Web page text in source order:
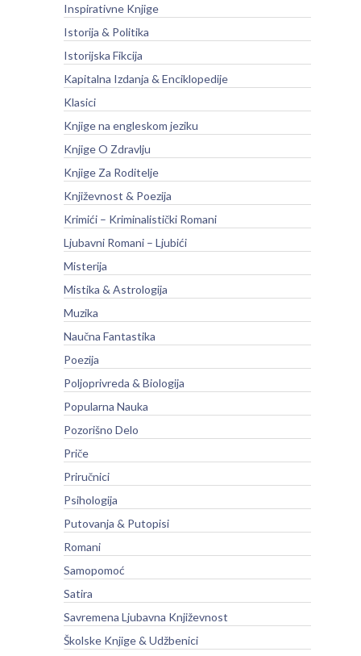
Inspirativne Knjige
Istorija & Politika
Istorijska Fikcija
Kapitalna Izdanja & Enciklopedije
Klasici
Knjige na engleskom jeziku
Knjige O Zdravlju
Knjige Za Roditelje
Književnost & Poezija
Krimići – Kriminalistički Romani
Ljubavni Romani – Ljubići
Misterija
Mistika & Astrologija
Muzika
Naučna Fantastika
Poezija
Poljoprivreda & Biologija
Popularna Nauka
Pozorišno Delo
Priče
Priručnici
Psihologija
Putovanja & Putopisi
Romani
Samopomoć
Satira
Savremena Ljubavna Književnost
Školske Knjige & Udžbenici